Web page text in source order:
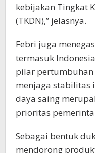
kebijakan Tingkat
(TKDN),” jelasnya.
Febri juga
termasuk
pilar pertumbuhan
menjaga stabilitas
daya saing
prioritas
Sebagai bentuk
mendorong